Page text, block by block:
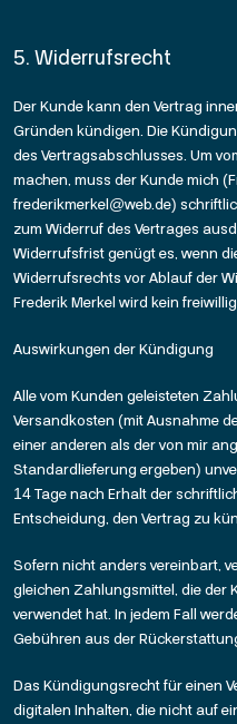
5. Widerrufsrecht
Der Kunde kann den Vertrag
Gründen kündigen. Die
des Vertragsabschlusses. Um
machen, muss der Kunde mich
frederikmerkel@web.de)
zum Widerruf des Vertrages
Widerrufsfrist genügt es, wenn
Widerrufsrechts vor Ablauf der
Frederik Merkel wird kein
Auswirkungen der Kündigung
Alle vom Kunden geleisteten
Versandkosten (mit Ausnahme
einer anderen als der von mir
Standardlieferung ergeben)
14 Tage nach Erhalt der
Entscheidung, den Vertrag zu
Sofern nicht anders vereinbart,
gleichen Zahlungsmittel, die der
verwendet hat. In jedem Fall
Gebühren aus der
Das Kündigungsrecht für einen
digitalen Inhalten, die nicht auf